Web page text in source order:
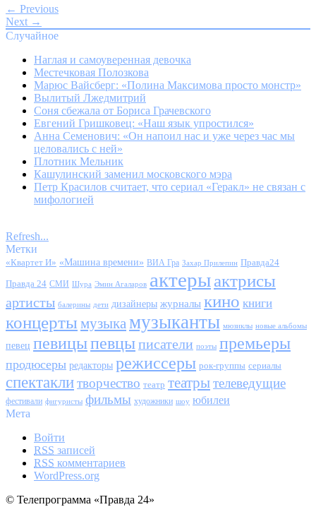
← Previous
Next →
Случайное
Наглая и самоуверенная девочка
Местечковая Полозкова
Марюс Вайсберг: «Полина Максимова просто монстр»
Вылитый Лжедмитрий
Соня сбежала от Бориса Грачевского
Евгений Гришковец: «Наш язык упростился»
Анна Семенович: «Он напоил нас и уже через час мы
целовались с ней»
Плотник Мельник
Кашулинский заменил московского мэра
Петр Красилов считает, что сериал «Геракл» не связан с
мифологией
Refresh...
Метки
«Квартет И» «Машина времени» ВИА Гра Захар Прилепин Правда24
Правда 24 СМИ Шура Эмин Агаларов актерыактрисы
артисты балерины дети дизайнеры журналы кино книги
концерты музыка музыканты мюзиклы новые альбомы
певец певицыпевцыписатели поэты премьеры
продюсеры редакторы режиссеры рок-группы сериалы
спектаклитворчество театр театрытелеведущие
фестивали фигуристы фильмы художники шоу юбилеи
Мета
Войти
RSS записей
RSS комментариев
WordPress.org
© Телепрограмма «Правда 24»